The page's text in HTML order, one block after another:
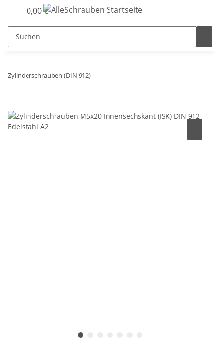
0,00 €
Zylinderschrauben (DIN 912)